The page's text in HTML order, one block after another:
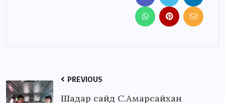
PREVIOUS
Шадар сайд С.Амарсайхан